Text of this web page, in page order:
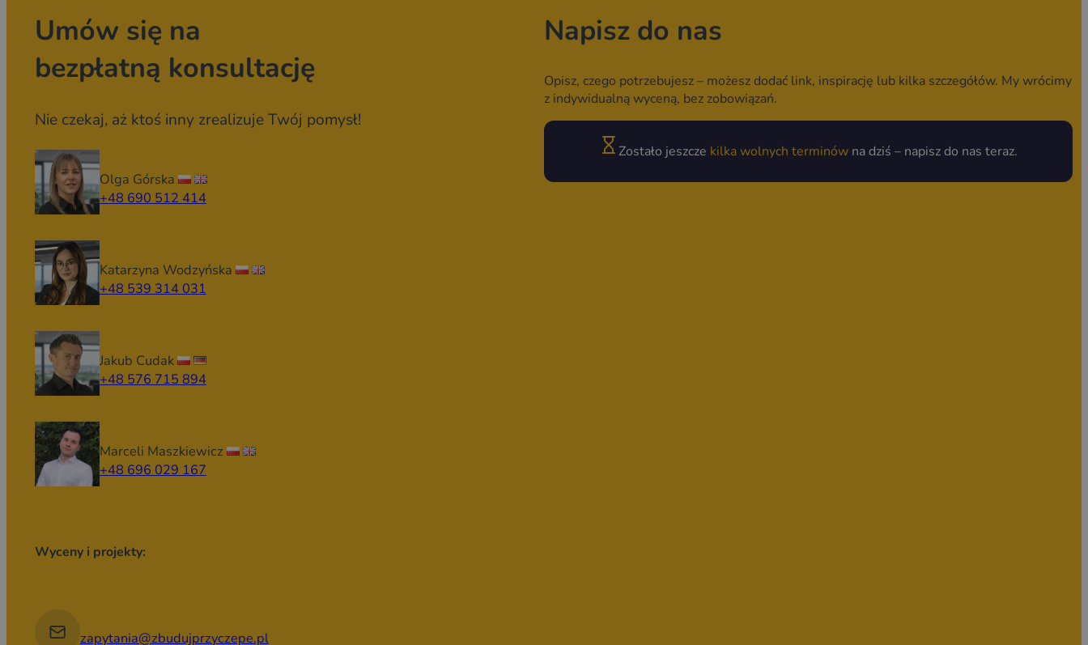
Umów się na
bezpłatną konsultację
Nie czekaj, aż ktoś inny zrealizuje Twój pomysł!
Olga Górska
+48 690 512 414
Katarzyna Wodzyńska
+48 539 314 031
Jakub Cudak
+48 576 715 894
Marceli Maszkiewicz
+48 696 029 167
Wyceny i projekty:
zapytania@zbudujprzyczepe.pl
Napisz do nas
Opisz, czego potrzebujesz – możesz dodać link, inspirację lub kilka szczegółów. My wrócimy
z indywidualną wyceną, bez zobowiązań.
Zostało jeszcze kilka wolnych terminów na dziś – napisz do nas teraz.